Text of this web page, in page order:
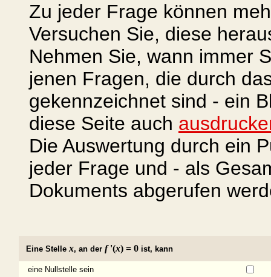
Zu jeder Frage können
Versuchen Sie, diese
Nehmen Sie, wann immer
jenen Fragen, die durch
gekennzeichnet sind - ein
diese Seite auch
Die Auswertung durch ein
jeder Frage und - als
Dokuments abgerufen
Eine Stellex, an der f'(x) = 0ist, kann
eine Nullstelle sein